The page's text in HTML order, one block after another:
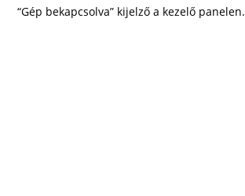
“Gép bekapcsolva” kijelző a kezelő panelen.